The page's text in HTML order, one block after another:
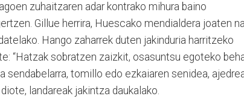
zuhaitzaren adar kontrako mihura baino
Gillue herrira, Huescako mendialdera joaten
Hango zaharrek duten jakinduria harritzeko
“Hatzak sobratzen zaizkit, osasuntsu egoteko
sendabelarra, tomillo edo ezkaiaren senidea,
landareak jakintza daukalako.